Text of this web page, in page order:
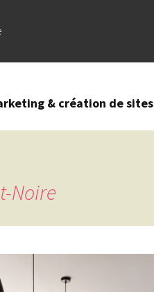
& création de
Noire